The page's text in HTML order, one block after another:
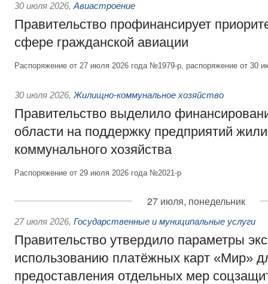
30 июля 2026, Авиастроение
Правительство профинансирует
сфере гражданской авиации
Распоряжение от 27 июля 2026 года №1979-р, распоряжение от 30
30 июля 2026, Жилищно-коммунальное хозяйство
Правительство выделило
области на поддержку предприятий
коммунального хозяйства
Распоряжение от 29 июля 2026 года №2021-р
27 июля, понедельник
27 июля 2026, Государственные и муниципальные услуги
Правительство утвердило параметры
использованию платёжных карт «Мир»
предоставления отдельных мер